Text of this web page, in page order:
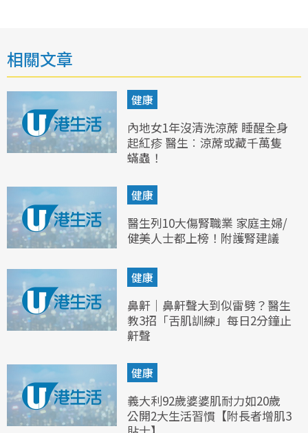
相關文章
健康
內地女1年沒清洗涼蓆 睡醒全身
起紅疹 醫生︰涼蓆或藏千萬隻
蟎蟲！
健康
醫生列10大傷腎職業 家庭主婦/
健美人士都上榜！附護腎建議
健康
鼻鼾｜鼻鼾聲大到似雷劈？醫生
教3招「舌肌訓練」每日2分鐘止
鼾聲
健康
義大利92歲婆婆肌耐力如20歲
公開2大生活習慣【附長者增肌3